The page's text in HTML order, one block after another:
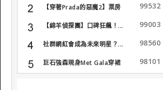
【穿著Prada的惡魔2】票房
99532
【綿羊偵探團】口碑狂飆！... 99003
社群網紅會成為未來明星？... 98560
巨石強森現身Met Gala穿裙
子...
98101